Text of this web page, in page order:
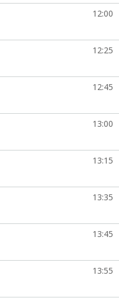
12:00
12:25
12:45
13:00
13:15
13:35
13:45
13:55